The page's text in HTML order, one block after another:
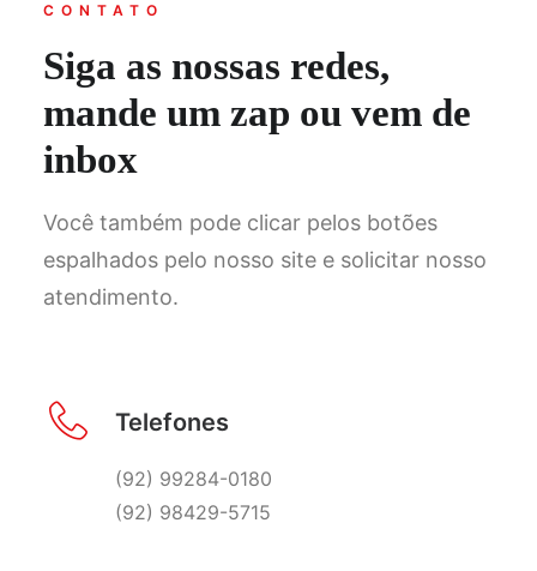
CONTATO
Siga as nossas redes,
mande um zap ou vem de
inbox
Você também pode clicar pelos botões
espalhados pelo nosso site e solicitar nosso
atendimento.
Telefones
(92) 99284-0180
(92) 98429-5715